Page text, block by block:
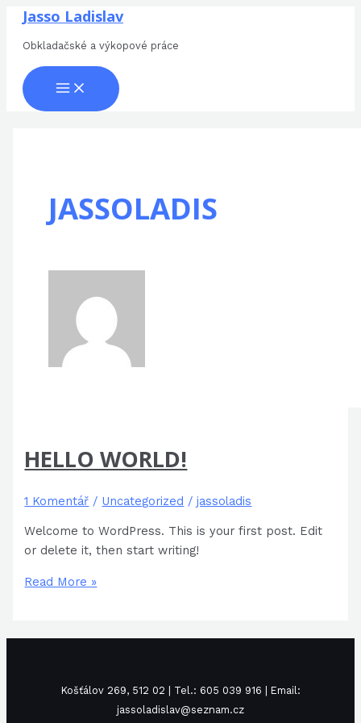
Přeskočit
obsah
Jasso Ladislav
Obkladačské a výkopové práce
MENU
JASSOLADIS
HELLO WORLD!
1 Komentář / Uncategorized /jassoladis
Welcome to WordPress. This is your first post. Edit
or delete it, then start writing!
Hello
world!
Read More »
Košťálov 269, 512 02 | Tel.: 605 039 916 | Email:
jassoladislav@seznam.cz